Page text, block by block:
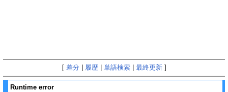
[ 差分 履歴| 単語検索| 最終更新]
Runtime error